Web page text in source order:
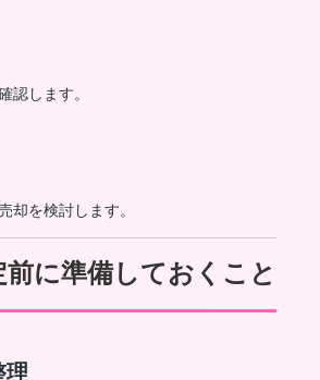
認します。
却を検討します。
前に準備しておくこと
理